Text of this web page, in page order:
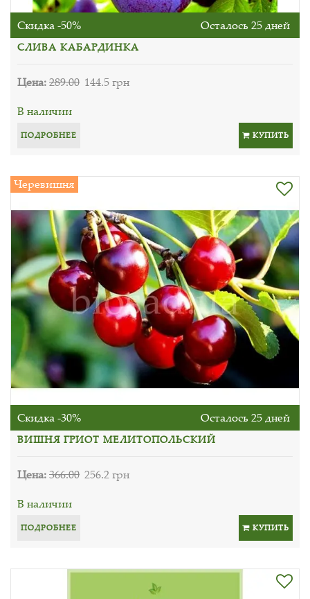
Скидка -50% Осталось 25 дней
СЛИВА КАБАРДИНКА
Цена:289.00 144.5 грн
В наличии
ПОДРОБНЕЕ КУПИТЬ
Черевишня
Скидка -30% Осталось 25 дней
ВИШНЯ ГРИОТ МЕЛИТОПОЛЬСКИЙ
Цена:366.00 256.2 грн
В наличии
ПОДРОБНЕЕ КУПИТЬ